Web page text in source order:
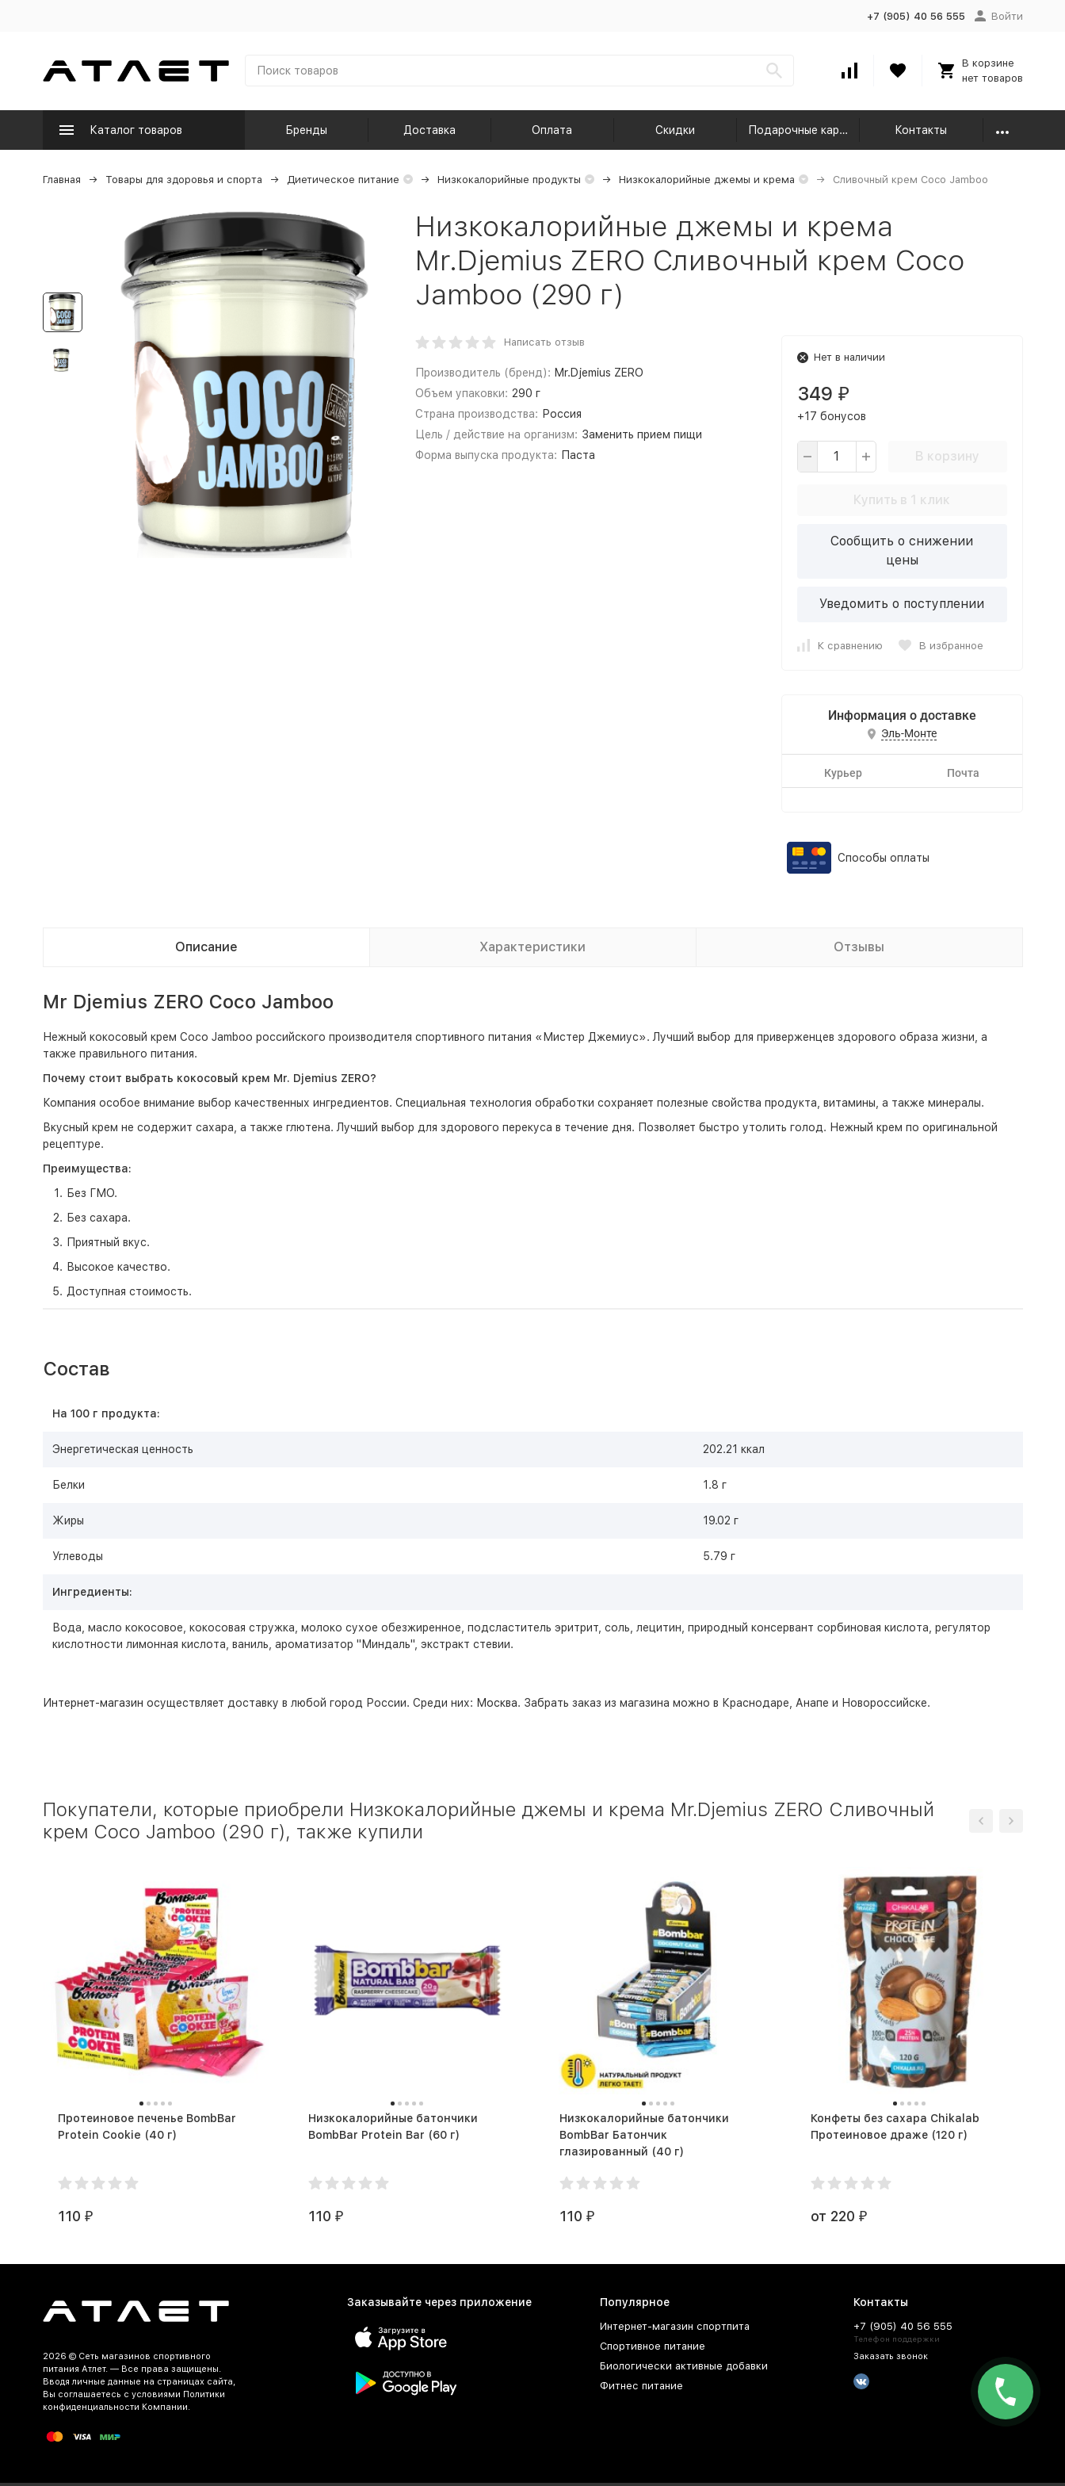
+7 (905) 40 56 555 Войти
В корзине
нет товаров
Каталог товаров Бренды Доставка Оплата Скидки Подарочные карты Контакты
Главная Товары для здоровья и спорта Диетическое питание Низкокалорийные продукты Низкокалорийные джемы и крема Сливочный крем Coco Jamboo
Низкокалорийные джемы и крема
Mr.Djemius ZERO Сливочный крем Coco
Jamboo (290 г)
Написать отзыв
Производитель (бренд): Mr.Djemius ZERO
Объем упаковки: 290 г
Страна производства: Россия
Цель / действие на организм: Заменить прием пищи
Форма выпуска продукта: Паста
Нет в наличии
349 ₽
+17 бонусов
В корзину
Купить в 1 клик
Сообщить о снижении
цены
Уведомить о поступлении
К сравнению В избранное
Информация о доставке
Эль-Монте
Курьер Почта
Способы оплаты
Описание Характеристики Отзывы
Mr Djemius ZERO Coco Jamboo
Нежный кокосовый крем Coco Jamboo российского производителя спортивного питания «Мистер Джемиус». Лучший выбор для приверженцев здорового образа жизни, а
также правильного питания.
Почему стоит выбрать кокосовый крем Mr. Djemius ZERO?
Компания особое внимание выбор качественных ингредиентов. Специальная технология обработки сохраняет полезные свойства продукта, витамины, а также минералы.
Вкусный крем не содержит сахара, а также глютена. Лучший выбор для здорового перекуса в течение дня. Позволяет быстро утолить голод. Нежный крем по оригинальной
рецептуре.
Преимущества:
Без ГМО.
Без сахара.
Приятный вкус.
Высокое качество.
Доступная стоимость.
Состав
На 100 г продукта:
Энергетическая ценность 202.21 ккал
Белки 1.8 г
Жиры 19.02 г
Углеводы 5.79 г
Ингредиенты:
Вода, масло кокосовое, кокосовая стружка, молоко сухое обезжиренное, подсластитель эритрит, соль, лецитин, природный консервант сорбиновая кислота, регулятор
кислотности лимонная кислота, ваниль, ароматизатор "Миндаль", экстракт стевии.
Интернет-магазин осуществляет доставку в любой город России. Среди них: Москва. Забрать заказ из магазина можно в Краснодаре, Анапе и Новороссийске.
Покупатели, которые приобрели Низкокалорийные джемы и крема Mr.Djemius ZERO Сливочный
крем Coco Jamboo (290 г), также купили
Протеиновое печенье BombBar
Protein Cookie (40 г)
110 ₽
Низкокалорийные батончики
BombBar Protein Bar (60 г)
110 ₽
Низкокалорийные батончики
BombBar Батончик
глазированный (40 г)
110 ₽
Конфеты без сахара Chikalab
Протеиновое драже (120 г)
от 220 ₽
2026 © Сеть магазинов спортивного
питания Атлет. — Все права защищены.
Вводя личные данные на страницах сайта,
Вы соглашаетесь c условиями Политики
конфиденциальности Компании.
Заказывайте через приложение Популярное
Интернет-магазин спортпита
Спортивное питание
Биологически активные добавки
Фитнес питание
Контакты
+7 (905) 40 56 555
Телефон поддержки
Заказать звонок